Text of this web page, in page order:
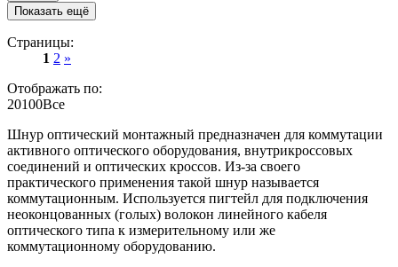
Показать ещё
Страницы:
1 2 »
Отображать по:
20100Все
Шнур оптический монтажный предназначен для коммутации
активного оптического оборудования, внутрикроссовых
соединений и оптических кроссов. Из-за своего
практического применения такой шнур называется
коммутационным. Используется пигтейл для подключения
неоконцованных (голых) волокон линейного кабеля
оптического типа к измерительному или же
коммутационному оборудованию.